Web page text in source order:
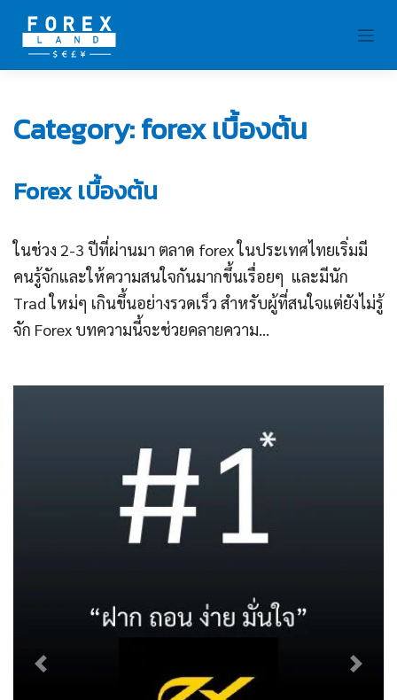
content
Category:forex เบื้องต้น
Forex เบื้องต้น
ในช่วง 2-3 ปีที่ผ่านมา ตลาด forex ในประเทศไทยเริ่มมี
คนรู้จักและให้ความสนใจกันมากขึ้นเรื่อยๆ และมีนัก
Trad ใหม่ๆ เกินขึ้นอย่างรวดเร็ว สำหรับผู้ที่สนใจแต่ยังไม่รู้
จัก Forex บทความนี้จะช่วยคลายความ...
Previous Next